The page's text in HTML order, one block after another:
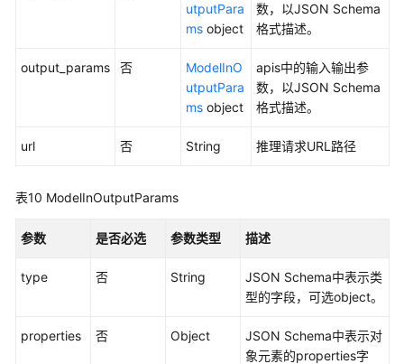
语
责
共
务
utputPara
ms object
数，以JSON Schema
格式描述。
output_params 否
ModelInO
utputPara
ms object
apis中的输入输出参
数，以JSON Schema
格式描述。
url 否 String 推理请求URL路径
表10 ModelInOutputParams
参数 是否必选 参数类型 描述
type 否 String
JSON Schema中表示类
型的字段，可选object。
properties 否 Object
JSON Schema中表示对
象元素的properties字